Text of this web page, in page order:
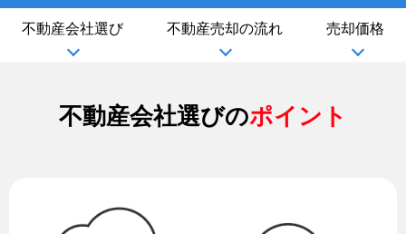
不動産会社選び 不動産売却の流れ 売却価格
不動産会社選びのポイント